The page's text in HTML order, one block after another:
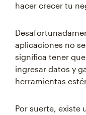
hacer crecer tu
aplicaciones no
significa tener
ingresar datos y
herramientas
Por suerte, existe